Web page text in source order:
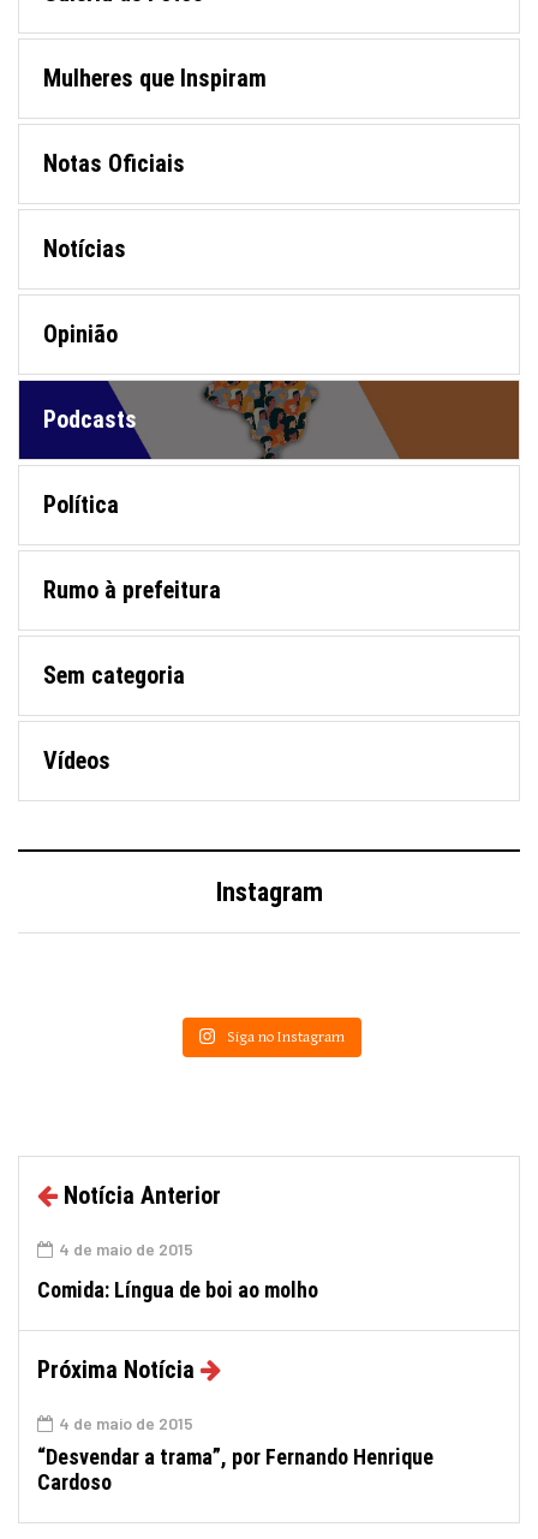
Mulheres que Inspiram
Notas Oficiais
Notícias
Opinião
Podcasts
Política
Rumo à prefeitura
Sem categoria
Vídeos
Instagram
Siga no Instagram
Notícia Anterior
4 de maio de 2015
Comida: Língua de boi ao molho
Próxima Notícia
4 de maio de 2015
“Desvendar a trama”, por Fernando Henrique
Cardoso